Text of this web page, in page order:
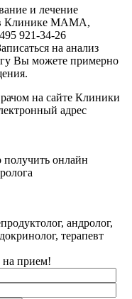
и лечение
в Клинике МАМА,
921-34-26
на анализ
Вы можете примерно
на сайте Клиники
адрес
онлайн
андролог,
терапевт
прием!